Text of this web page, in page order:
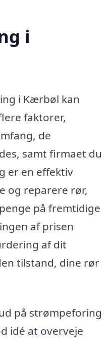
i
i Kærbøl kan
faktorer,
de
samt firmaet du
er en effektiv
og reparere rør,
på fremtidige
af prisen
af dit
tilstand, dine rør
på strømpeforing
idé at overveje